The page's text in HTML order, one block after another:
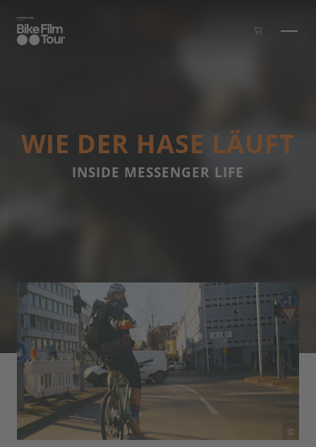
WIE DER HASE LÄUFT
INSIDE MESSENGER LIFE
©